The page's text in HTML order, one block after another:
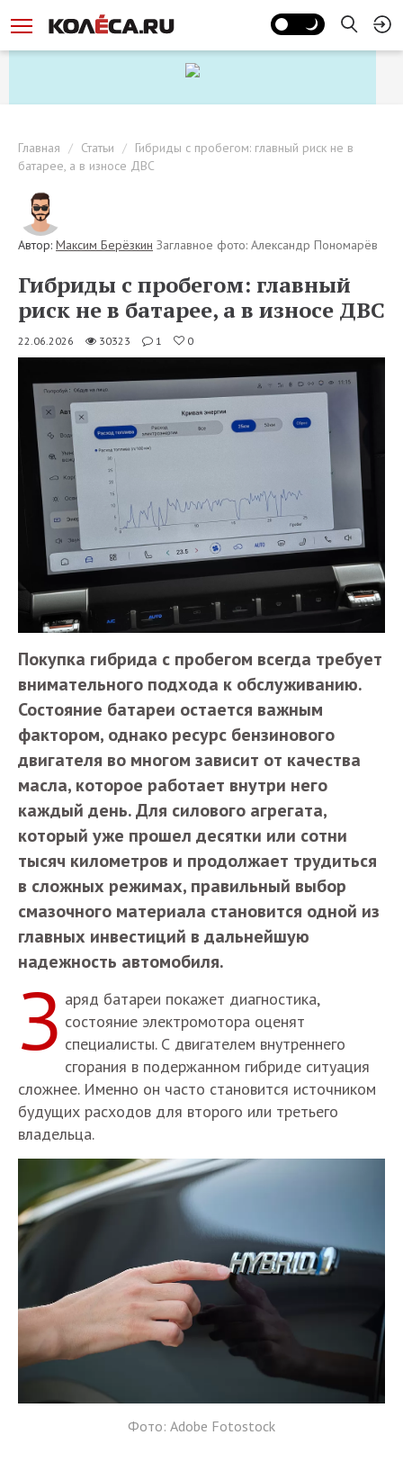
Главная Статьи
Гибриды с пробегом: главный риск не в
батарее, а в износе ДВС
Автор: Максим Берёзкин Заглавное фото: Александр Пономарёв
Гибриды с пробегом: главный
риск не в батарее, а в износе ДВС
22.06.2026 30323 1 0
Покупка гибрида с пробегом всегда требует
внимательного подхода к обслуживанию.
Состояние батареи остается важным
фактором, однако ресурс бензинового
двигателя во многом зависит от качества
масла, которое работает внутри него
каждый день. Для силового агрегата,
который уже прошел десятки или сотни
тысяч километров и продолжает трудиться
в сложных режимах, правильный выбор
смазочного материала становится одной из
главных инвестиций в дальнейшую
надежность автомобиля.
З аряд батареи покажет диагностика,
состояние электромотора оценят
специалисты. С двигателем внутреннего
сгорания в подержанном гибриде ситуация
сложнее. Именно он часто становится источником
будущих расходов для второго или третьего
владельца.
Фото: Adobe Fotostock